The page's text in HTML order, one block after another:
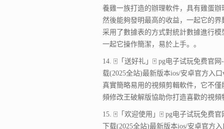
養雞一族打造的辦理軟件，具有雞蛋
然後能夠發明最高的收益，一起它的
采用了數據表的方式對統計數據進行
一起它操作簡潔，易於上手。。
14. 🀄「送好礼」🀄 pg电子试玩免费官
载(2025全站)最新版本ios/安卓官方入
真實簡略易用的視頻剪輯軟件，它不
頻修改王破解版協助你打造喜歡的視頻
15. 🀄「欢迎使用」🀄 pg电子试玩免费
下载(2025全站)最新版本ios/安卓官方